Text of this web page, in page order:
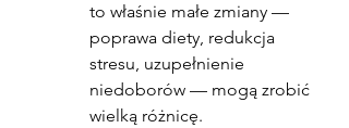
to właśnie małe zmiany —
poprawa diety, redukcja
stresu, uzupełnienie
niedoborów — mogą zrobić
wielką różnicę.